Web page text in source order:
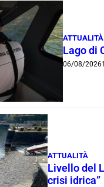
ATTUALITÀ
Lago di
06/08/2026
ATTUALITÀ
Livello del
crisi idrica”